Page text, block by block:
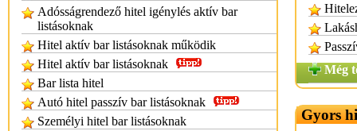
Adósságrendező hitel igénylés aktív bar
listásoknak
Hitel aktív bar listásoknak működik
Hitel aktív bar listásoknak
Bar lista hitel
Autó hitel passzív bar listásoknak
Személyi hitel bar listásoknak
Még
Gyors